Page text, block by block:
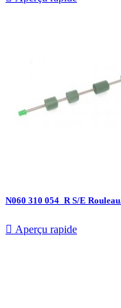
N060 310 054_R S/E
 Aperçu rapide